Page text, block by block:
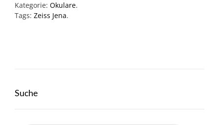
Kategorie: Okulare.
Tags: Zeiss Jena.
Suche